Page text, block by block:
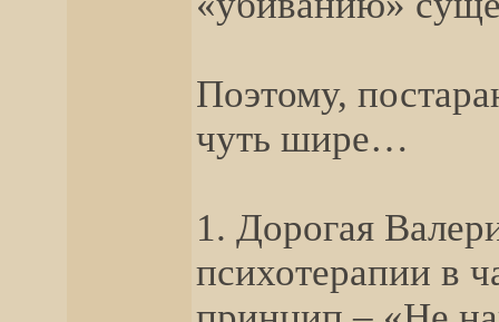
Поэтому,
чуть шире…
1. Дорогая
психотерапии в